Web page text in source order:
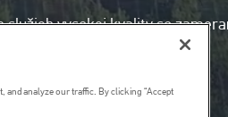
vysokej kvality so
and analyze our traffic. By clicking “Accept